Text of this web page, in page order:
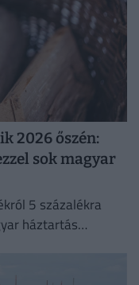
2026 őszén:
sok magyar
5 százalékra
háztartás